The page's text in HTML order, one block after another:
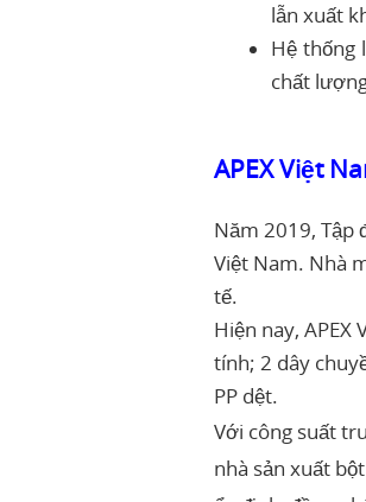
lẫn xuất
Hệ thống
chất
APEX Việt
Năm 2019, Tập
Việt Nam. Nhà
tế.
Hiện nay, APEX
tính; 2 dây
PP dệt.
Với công suất
nhà sản xuất